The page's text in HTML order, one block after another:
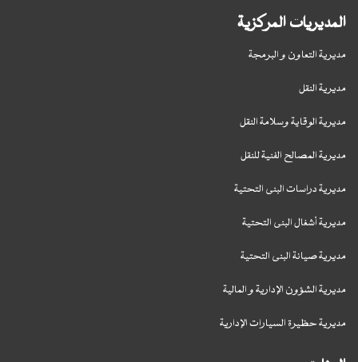
المديريات المركزية
مديرية التعاون و البرمجة
مديرية النقل
مديرية الوقاية وسلامة النقل
مديرية المصالح الفنية للنقل
مديرية دراسات البنى التحتية
مديرية أشغال البنى التحتية
مديرية صيانة البنى التحتية
مديرية الشؤون الإدارية و المالية
مديرية حظيرة السيارات الإدارية